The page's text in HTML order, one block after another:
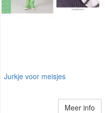
Jurkje voor meisjes
Meer info